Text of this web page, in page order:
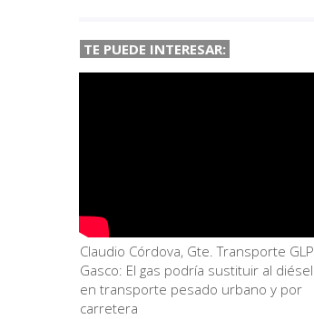
TE PUEDE INTERESAR:
Claudio Córdova, Gte. Transporte GLP
Gasco: El gas podría sustituir al diésel
en transporte pesado urbano y por
carretera